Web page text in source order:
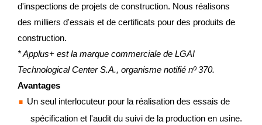
d'inspections de projets de construction. Nous réalisons
des milliers d'essais et de certificats pour des produits de
construction.
* Applus+ est la marque commerciale de LGAI
Technological Center S.A., organisme notifié nº 370.
Avantages
Un seul interlocuteur pour la réalisation des essais de
spécification et l'audit du suivi de la production en usine.